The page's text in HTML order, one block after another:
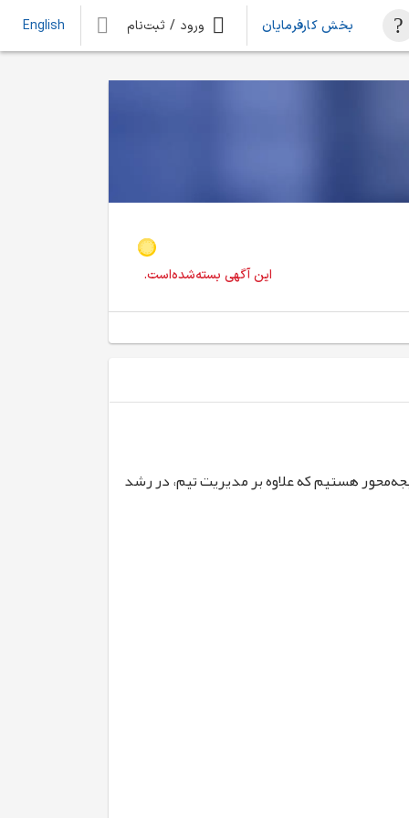
بخش کارفرمایان ورود / ثبت‌نام English
این آگهی بسته‌شده‌است.
هستیم که علاوه بر مدیریت تیم، در رشد